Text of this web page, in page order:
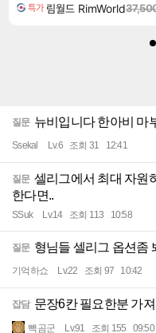
특가 림월드 RimWorld
질문 뉴비입니다 한아비 마
Ssekal Lv.6 조회 31 12:41
질문 셀리그에서 최대 자원
한다면..
SSuk Lv.14 조회 113 10:58
질문 형님들 셀리그 옵션좀
기억하쇼 Lv.22 조회 97 10:42
잡담 문장6칸 필요한분 가
빽곰군 Lv.91 조회 155 09:50